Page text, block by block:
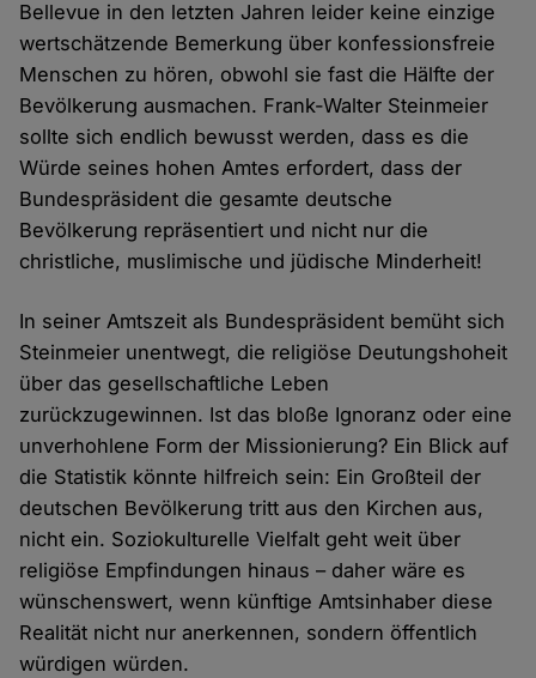
Bellevue in den letzten Jahren leider keine einzige
wertschätzende Bemerkung über konfessionsfreie
Menschen zu hören, obwohl sie fast die Hälfte der
Bevölkerung ausmachen. Frank-Walter Steinmeier
sollte sich endlich bewusst werden, dass es die
Würde seines hohen Amtes erfordert, dass der
Bundespräsident die gesamte deutsche
Bevölkerung repräsentiert und nicht nur die
christliche, muslimische und jüdische Minderheit!
In seiner Amtszeit als Bundespräsident bemüht sich
Steinmeier unentwegt, die religiöse Deutungshoheit
über das gesellschaftliche Leben
zurückzugewinnen. Ist das bloße Ignoranz oder eine
unverhohlene Form der Missionierung? Ein Blick auf
die Statistik könnte hilfreich sein: Ein Großteil der
deutschen Bevölkerung tritt aus den Kirchen aus,
nicht ein. Soziokulturelle Vielfalt geht weit über
religiöse Empfindungen hinaus – daher wäre es
wünschenswert, wenn künftige Amtsinhaber diese
Realität nicht nur anerkennen, sondern öffentlich
würdigen würden.